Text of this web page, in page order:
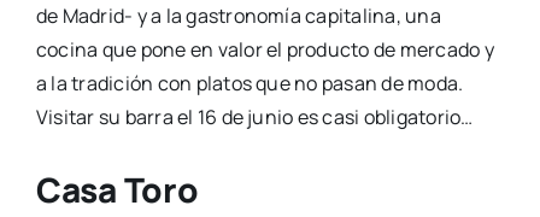
de Madrid- y a la gastronomía capitalina, una
cocina que pone en valor el producto de mercado y
a la tradición con platos que no pasan de moda.
Visitar su barra el 16 de junio es casi obligatorio…
Casa Toro